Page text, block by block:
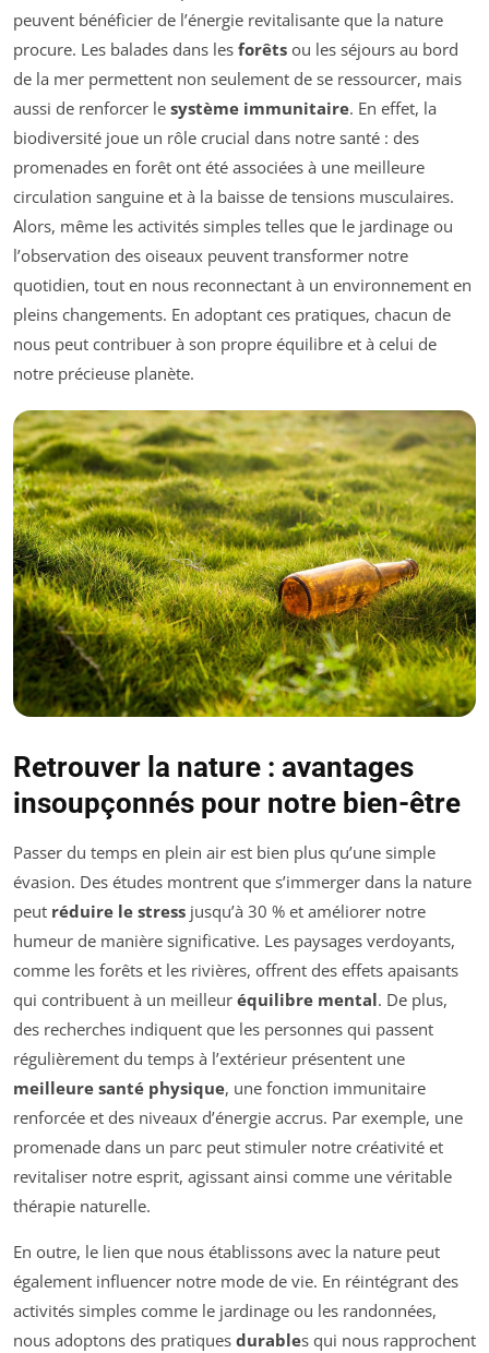
peuvent bénéficier de l’énergie revitalisante que la nature
procure. Les balades dans les forêts ou les séjours au bord
de la mer permettent non seulement de se ressourcer, mais
aussi de renforcer le système immunitaire. En effet, la
biodiversité joue un rôle crucial dans notre santé : des
promenades en forêt ont été associées à une meilleure
circulation sanguine et à la baisse de tensions musculaires.
Alors, même les activités simples telles que le jardinage ou
l’observation des oiseaux peuvent transformer notre
quotidien, tout en nous reconnectant à un environnement en
pleins changements. En adoptant ces pratiques, chacun de
nous peut contribuer à son propre équilibre et à celui de
notre précieuse planète.
Retrouver la nature : avantages
insoupçonnés pour notre bien-être
Passer du temps en plein air est bien plus qu’une simple
évasion. Des études montrent que s’immerger dans la nature
peut réduire le stress jusqu’à 30 % et améliorer notre
humeur de manière significative. Les paysages verdoyants,
comme les forêts et les rivières, offrent des effets apaisants
qui contribuent à un meilleur équilibre mental. De plus,
des recherches indiquent que les personnes qui passent
régulièrement du temps à l’extérieur présentent une
meilleure santé physique, une fonction immunitaire
renforcée et des niveaux d’énergie accrus. Par exemple, une
promenade dans un parc peut stimuler notre créativité et
revitaliser notre esprit, agissant ainsi comme une véritable
thérapie naturelle.
En outre, le lien que nous établissons avec la nature peut
également influencer notre mode de vie. En réintégrant des
activités simples comme le jardinage ou les randonnées,
nous adoptons des pratiques durables qui nous rapprochent